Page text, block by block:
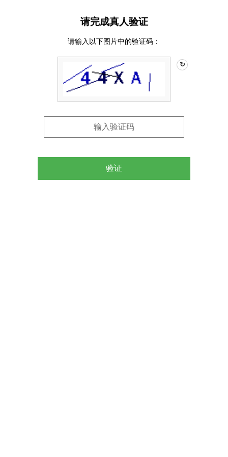
请完成真人验证
请输入以下图片中的验证码：
↻
验证